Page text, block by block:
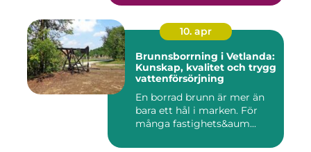
10. apr
Brunnsborrning i Vetlanda:
Kunskap, kvalitet och trygg
vattenförsörjning
En borrad brunn är mer än
bara ett hål i marken. För
många fastighets&aum...